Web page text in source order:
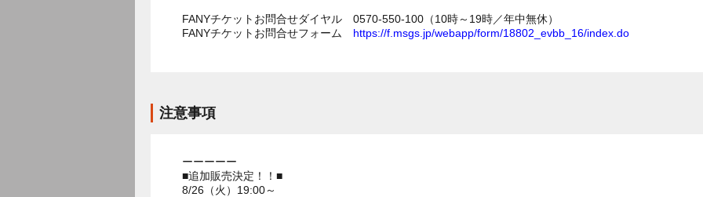
FANYチケットお問合せダイヤル 0570-550-100（10時～19時／年中無休）
FANYチケットお問合せフォーム https://f.msgs.jp/webapp/form/18802_evbb_16/index.do
注意事項
ーーーーー
■追加販売決定！！■
8/26（火）19:00～